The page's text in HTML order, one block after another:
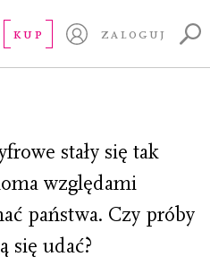
KUP ZALOGUJ
państwa
stały się tak
względami
państwa. Czy próby
się udać?